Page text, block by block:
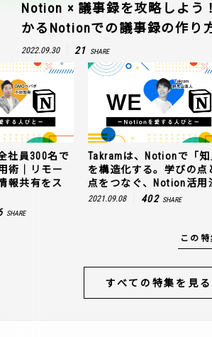
Notion × 議事録を攻略しよう
かるNotionでの議事録の作り
2022.09.30 21 SHARE
社員300名で
術｜リモー
報共有をス
SHARE
Takramは、Notionで「知
を構造化する。学びの点
点をつなぐ、Notion活用
2021.09.08 402 SHARE
この
すべての特集を見る